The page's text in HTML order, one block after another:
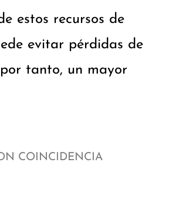
estos recursos de
evitar pérdidas de
tanto, un mayor
COINCIDENCIA